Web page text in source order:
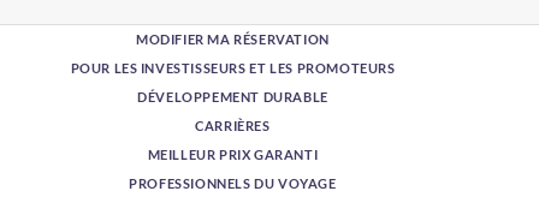
MODIFIER MA RÉSERVATION
POUR LES INVESTISSEURS ET LES PROMOTEURS
DÉVELOPPEMENT DURABLE
CARRIÈRES
MEILLEUR PRIX GARANTI
PROFESSIONNELS DU VOYAGE